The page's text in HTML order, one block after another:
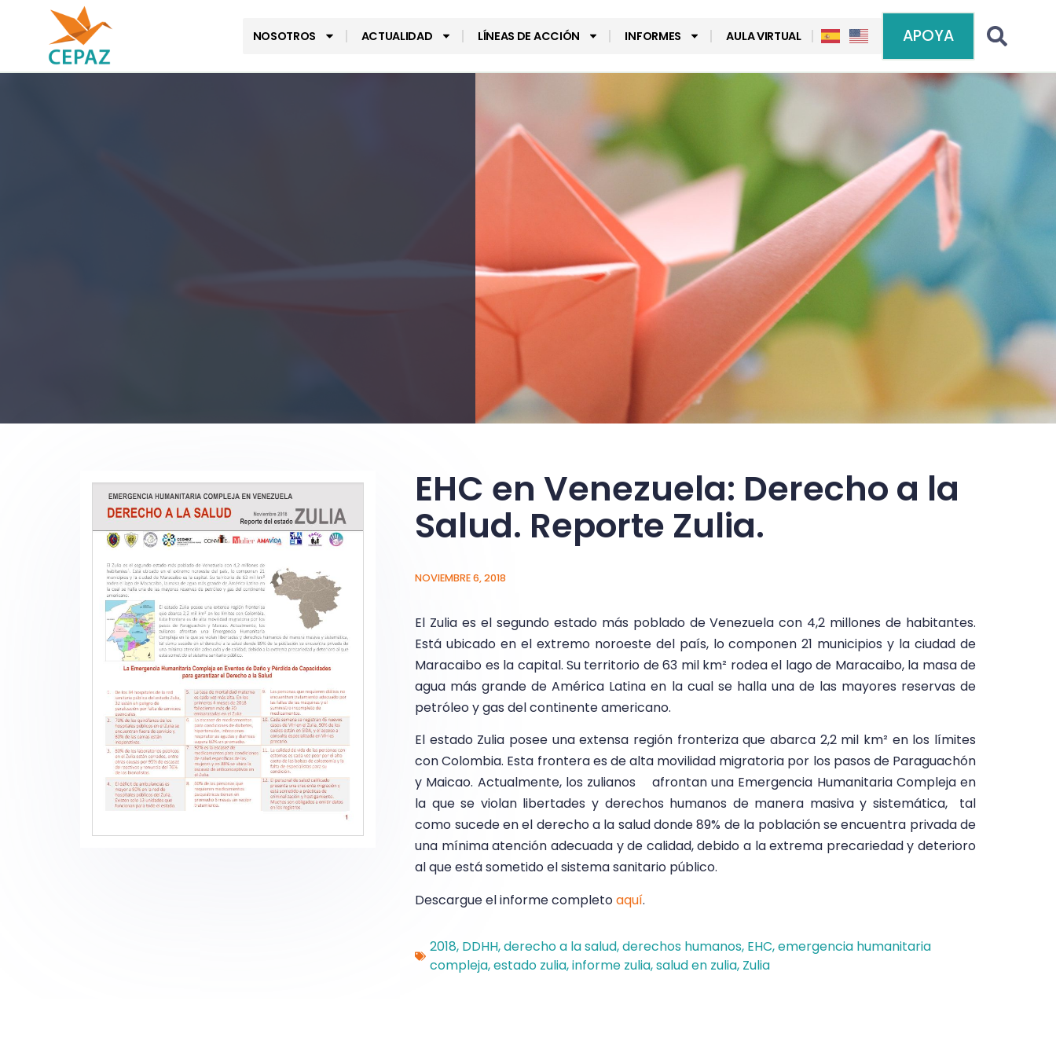
NOSOTROS ACTUALIDAD LÍNEAS DE ACCIÓN INFORMES AULA VIRTUAL APOYA
EHC en Venezuela: Derecho a la
Salud. Reporte Zulia.
NOVIEMBRE 6, 2018
El Zulia es el segundo estado más poblado de Venezuela con 4,2 millones de habitantes.
Está ubicado en el extremo noroeste del país, lo componen 21 municipios y la ciudad de
Maracaibo es la capital. Su territorio de 63 mil km² rodea el lago de Maracaibo, la masa de
agua más grande de América Latina en la cual se halla una de las mayores reservas de
petróleo y gas del continente americano.
El estado Zulia posee una extensa región fronteriza que abarca 2,2 mil km² en los límites
con Colombia. Esta frontera es de alta movilidad migratoria por los pasos de Paraguachón
y Maicao. Actualmente, los zulianos afrontan una Emergencia Humanitaria Compleja en
la que se violan libertades y derechos humanos de manera masiva y sistemática, tal
como sucede en el derecho a la salud donde 89% de la población se encuentra privada de
una mínima atención adecuada y de calidad, debido a la extrema precariedad y deterioro
al que está sometido el sistema sanitario público.
Descargue el informe completoaquí.
2018, DDHH,derecho a la salud,derechos humanos, EHC,emergencia humanitaria
compleja,estado zulia,informe zulia,salud en zulia, Zulia